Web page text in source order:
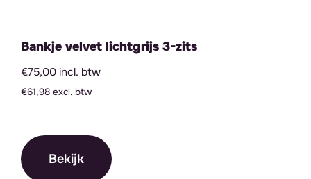
Bankje velvet lichtgrijs 3-zits
€75,00 incl. btw
€61,98 excl. btw
Bekijk